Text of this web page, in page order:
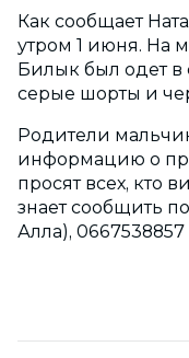
Как сообщает
утром 1 июня. На
Билык был одет в
серые шорты и
Родители
информацию о
просят всех, кто
знает сообщить
Алла),